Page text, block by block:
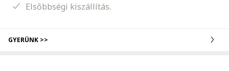
Elsőbbségi kiszállítás.
GYERÜNK >>